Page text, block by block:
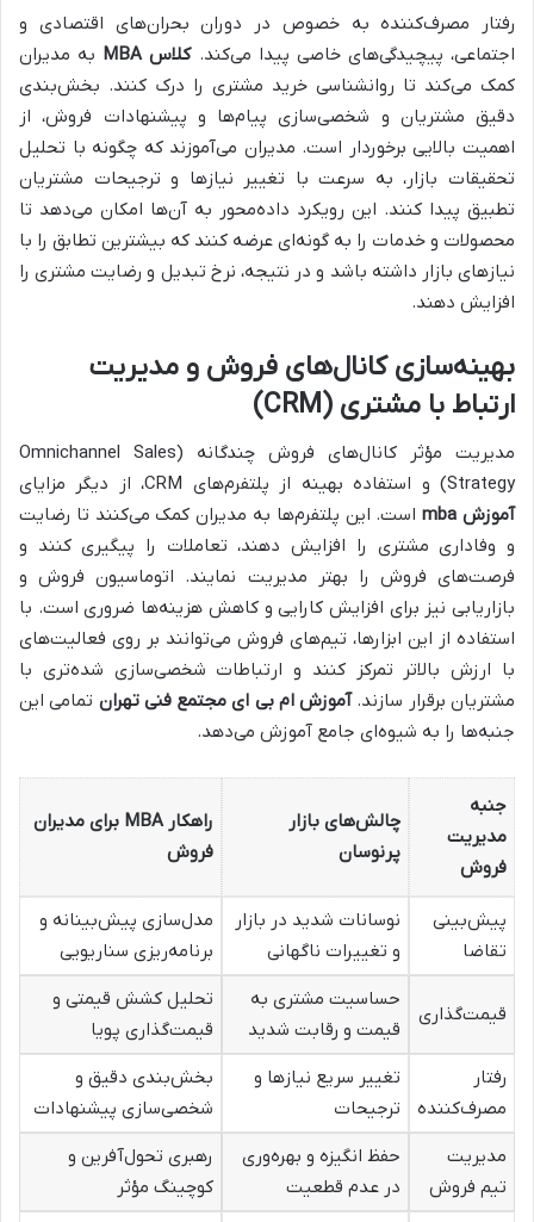
رفتار مصرف‌کننده به خصوص در دوران بحران‌های اقتصادی و
اجتماعی، پیچیدگی‌های خاصی پیدا می‌کند.کلاس MBA
به مدیران
کمک می‌کند تا روانشناسی خرید مشتری را درک کنند. بخش‌بندی
دقیق مشتریان و شخصی‌سازی پیام‌ها و پیشنهادات فروش، از
اهمیت بالایی برخوردار است. مدیران می‌آموزند که چگونه با تحلیل
تحقیقات بازار، به سرعت با تغییر نیازها و ترجیحات مشتریان
تطبیق پیدا کنند. این رویکرد داده‌محور به آن‌ها امکان می‌دهد تا
محصولات و خدمات را به گونه‌ای عرضه کنند که بیشترین تطابق را با
نیازهای بازار داشته باشد و در نتیجه، نرخ تبدیل و رضایت مشتری را
افزایش دهند.
بهینه‌سازی کانال‌های فروش و مدیریت
ارتباط با مشتری (CRM)
مدیریت مؤثر کانال‌های فروش چندگانه (Omnichannel Sales
Strategy) و استفاده بهینه از پلتفرم‌های CRM، از دیگر مزایای
آموزش mba
است. این پلتفرم‌ها به مدیران کمک می‌کنند تا رضایت
و وفاداری مشتری را افزایش دهند، تعاملات را پیگیری کنند و
فرصت‌های فروش را بهتر مدیریت نمایند. اتوماسیون فروش و
بازاریابی نیز برای افزایش کارایی و کاهش هزینه‌ها ضروری است. با
استفاده از این ابزارها، تیم‌های فروش می‌توانند بر روی فعالیت‌های
با ارزش بالاتر تمرکز کنند و ارتباطات شخصی‌سازی شده‌تری با
مشتریان برقرار سازند.آموزش ام بی ای مجتمع فنی تهران تمامی این
جنبه‌ها را به شیوه‌ای جامع آموزش می‌دهد.
جنبه
مدیریت
فروش
چالش‌های بازار
پرنوسان
راهکار MBA برای مدیران
فروش
پیش‌بینی
تقاضا
نوسانات شدید در بازار
و تغییرات ناگهانی
مدل‌سازی پیش‌بینانه و
برنامه‌ریزی سناریویی
قیمت‌گذاری
حساسیت مشتری به
قیمت و رقابت شدید
تحلیل کشش قیمتی و
قیمت‌گذاری پویا
رفتار
مصرف‌کننده
تغییر سریع نیازها و
ترجیحات
بخش‌بندی دقیق و
شخصی‌سازی پیشنهادات
مدیریت
تیم فروش
حفظ انگیزه و بهره‌وری
در عدم قطعیت
رهبری تحول‌آفرین و
کوچینگ مؤثر